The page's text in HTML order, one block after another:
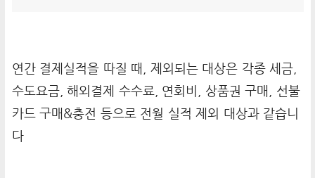
연간 결제실적을 따질 때, 제외되는 대상은 각종 세금,
수도요금, 해외결제 수수료, 연회비, 상품권 구매, 선불
카드 구매&충전 등으로 전월 실적 제외 대상과 같습니
다